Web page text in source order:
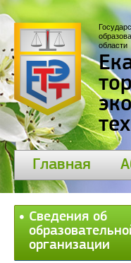
области
Главная
Сведения об
организации